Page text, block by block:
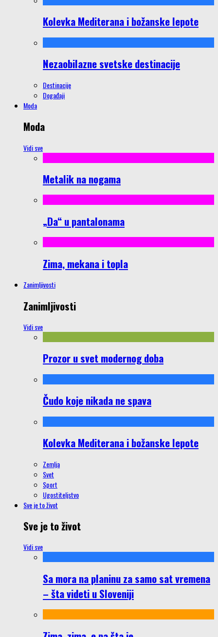
Kolevka Mediterana i božanske lepote
Nezaobilazne svetske destinacije
Destinacije
Događaji
Moda
Moda
Vidi sve
Metalik na nogama
„Da“ u pantalonama
Zima, mekana i topla
Zanimljivosti
Zanimljivosti
Vidi sve
Prozor u svet modernog doba
Čudo koje nikada ne spava
Kolevka Mediterana i božanske lepote
Zemlja
Svet
Sport
Ugostiteljstvo
Sve je to život
Sve je to život
Vidi sve
Sa mora na planinu za samo sat vremena
– šta videti u Sloveniji